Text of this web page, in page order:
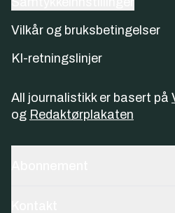
Vilkår og bruksbetingelser
KI-retningslinjer
All journalistikk er basert på
og Redaktørplakaten